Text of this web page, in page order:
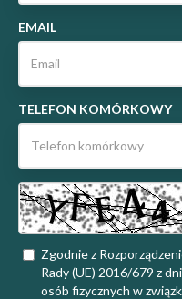
EMAIL
TELEFON KOMÓRKOWY
Zgodnie z
Rady (UE) 2016/679 z
osób fizycznych w